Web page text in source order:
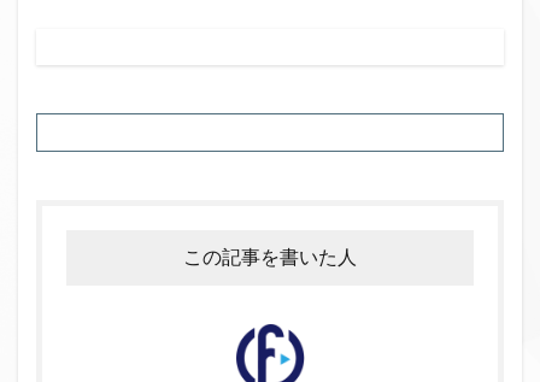
この記事を書いた人